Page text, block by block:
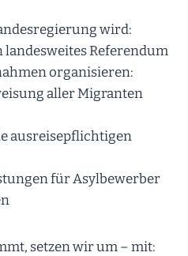
wird:
landesweites Referendum
organisieren:
aller Migranten
ausreisepflichtigen
für Asylbewerber
setzen wir um – mit: